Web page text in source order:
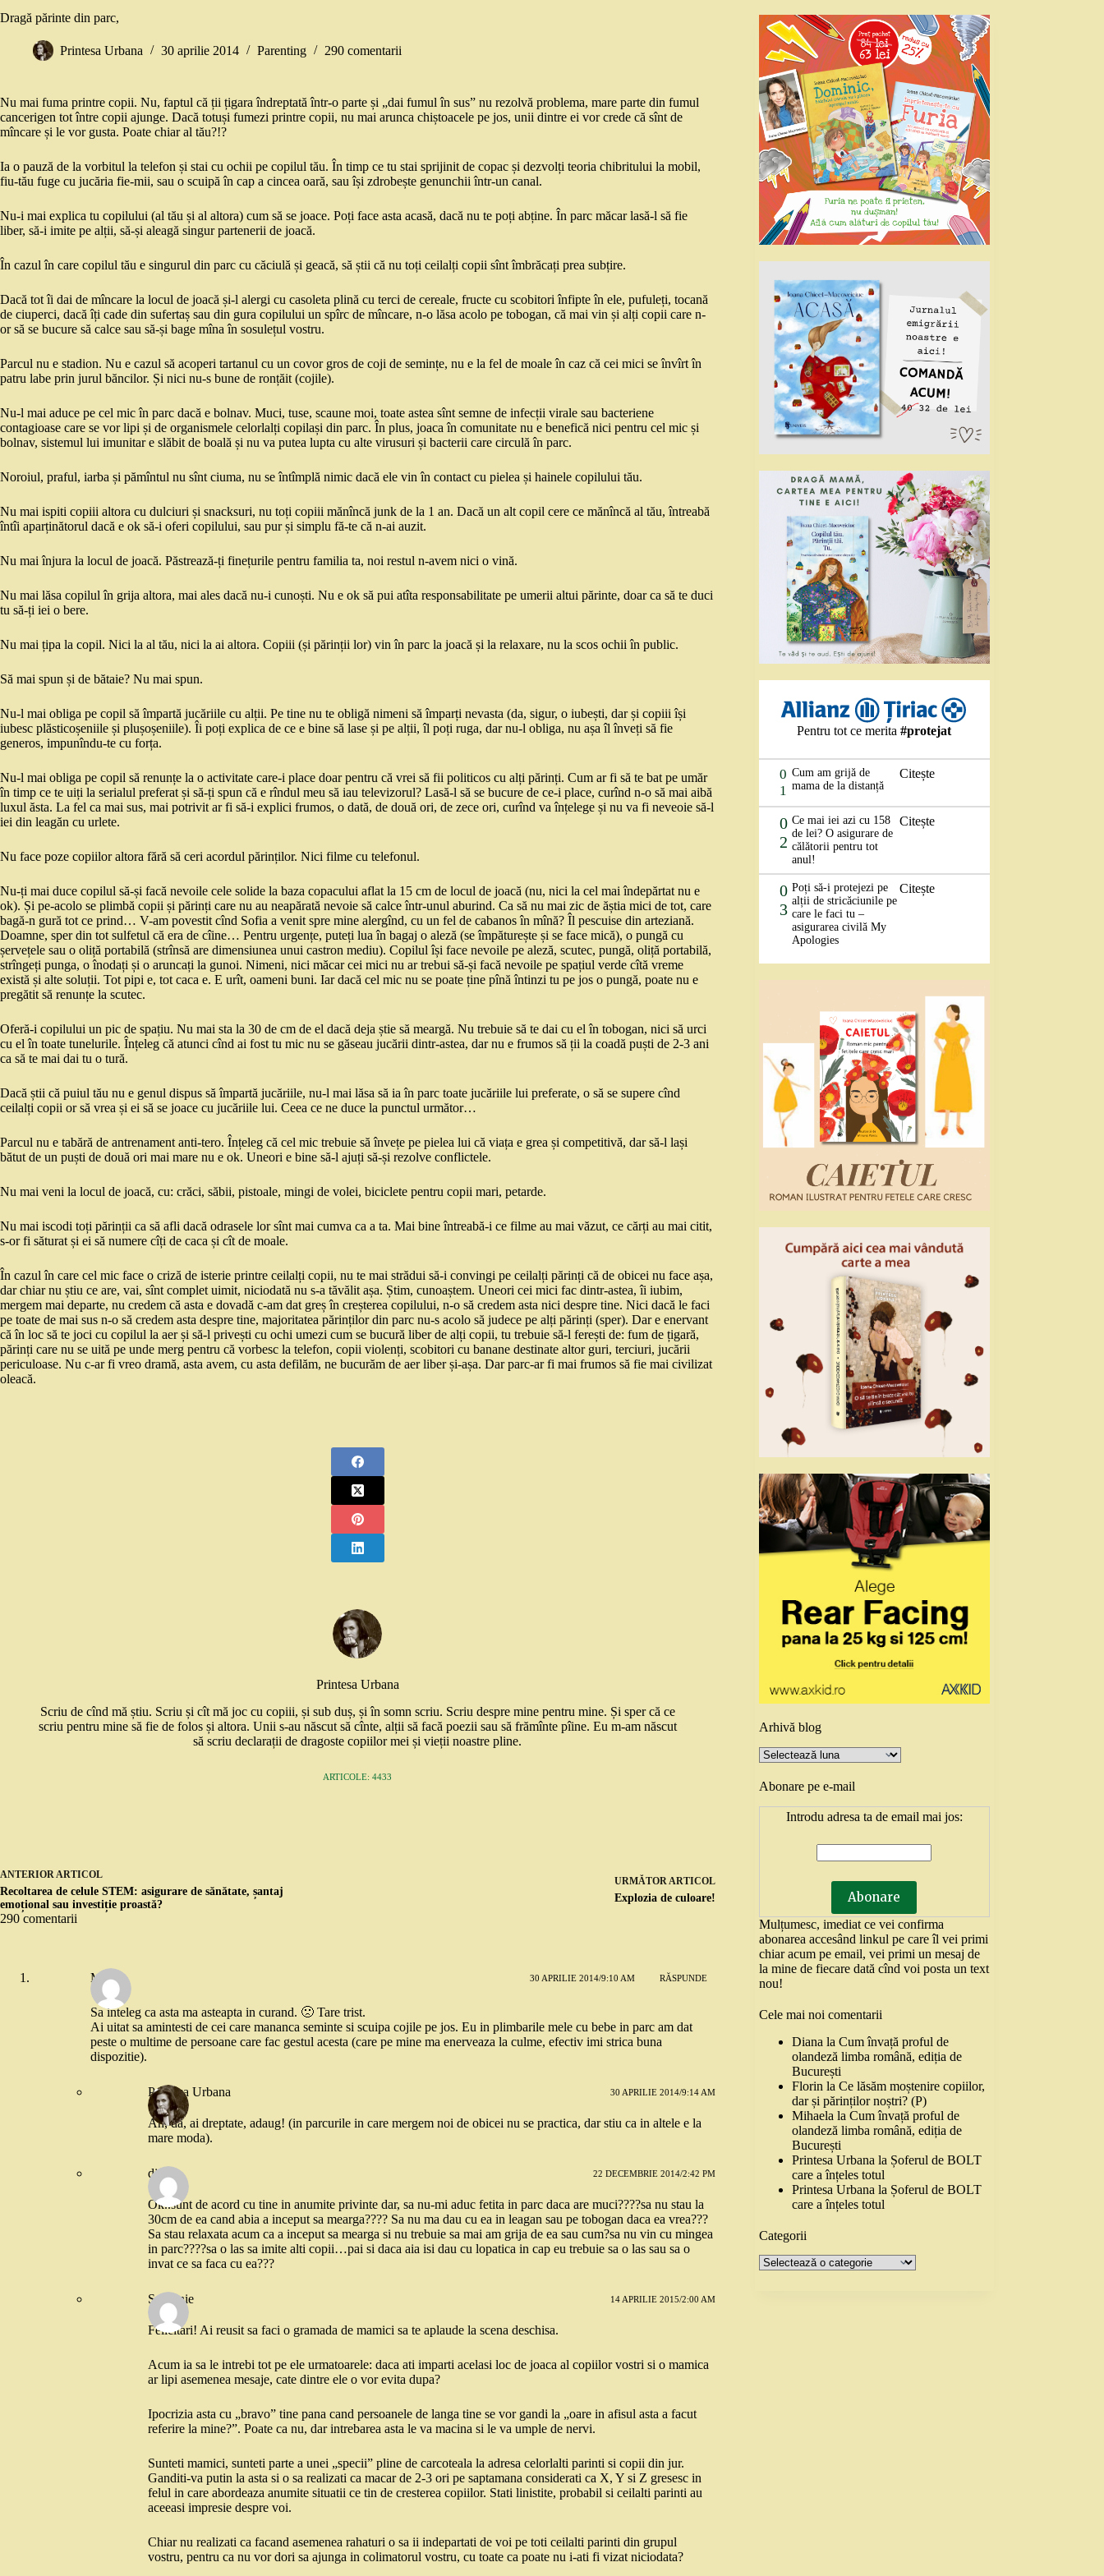
Dragă părinte din parc,
Printesa Urbana 30 aprilie 2014 Parenting 290 comentarii
Nu mai fuma printre copii. Nu, faptul că ții țigara îndreptată într-o parte și „dai fumul în sus” nu rezolvă problema, mare parte din fumul
cancerigen tot între copii ajunge. Dacă totuși fumezi printre copii, nu mai arunca chiștoacele pe jos, unii dintre ei vor crede că sînt de
mîncare și le vor gusta. Poate chiar al tău?!?
Ia o pauză de la vorbitul la telefon și stai cu ochii pe copilul tău. În timp ce tu stai sprijinit de copac și dezvolți teoria chibritului la mobil,
fiu-tău fuge cu jucăria fie-mii, sau o scuipă în cap a cincea oară, sau își zdrobește genunchii într-un canal.
Nu-i mai explica tu copilului (al tău și al altora) cum să se joace. Poți face asta acasă, dacă nu te poți abține. În parc măcar lasă-l să fie
liber, să-i imite pe alții, să-și aleagă singur partenerii de joacă.
În cazul în care copilul tău e singurul din parc cu căciulă și geacă, să știi că nu toți ceilalți copii sînt îmbrăcați prea subțire.
Dacă tot îi dai de mîncare la locul de joacă și-l alergi cu casoleta plină cu terci de cereale, fructe cu scobitori înfipte în ele, pufuleți, tocană
de ciuperci, dacă îți cade din sufertaș sau din gura copilului un spîrc de mîncare, n-o lăsa acolo pe tobogan, că mai vin și alți copii care n-
or să se bucure să calce sau să-și bage mîna în sosulețul vostru.
Parcul nu e stadion. Nu e cazul să acoperi tartanul cu un covor gros de coji de semințe, nu e la fel de moale în caz că cei mici se învîrt în
patru labe prin jurul băncilor. Și nici nu-s bune de ronțăit (cojile).
Nu-l mai aduce pe cel mic în parc dacă e bolnav. Muci, tuse, scaune moi, toate astea sînt semne de infecții virale sau bacteriene
contagioase care se vor lipi și de organismele celorlalți copilași din parc. În plus, joaca în comunitate nu e benefică nici pentru cel mic și
bolnav, sistemul lui imunitar e slăbit de boală și nu va putea lupta cu alte virusuri și bacterii care circulă în parc.
Noroiul, praful, iarba și pămîntul nu sînt ciuma, nu se întîmplă nimic dacă ele vin în contact cu pielea și hainele copilului tău.
Nu mai ispiti copiii altora cu dulciuri și snacksuri, nu toți copiii mănîncă junk de la 1 an. Dacă un alt copil cere ce mănîncă al tău, întreabă
întîi aparținătorul dacă e ok să-i oferi copilului, sau pur și simplu fă-te că n-ai auzit.
Nu mai înjura la locul de joacă. Păstrează-ți finețurile pentru familia ta, noi restul n-avem nici o vină.
Nu mai lăsa copilul în grija altora, mai ales dacă nu-i cunoști. Nu e ok să pui atîta responsabilitate pe umerii altui părinte, doar ca să te duci
tu să-ți iei o bere.
Nu mai țipa la copil. Nici la al tău, nici la ai altora. Copiii (și părinții lor) vin în parc la joacă și la relaxare, nu la scos ochii în public.
Să mai spun și de bătaie? Nu mai spun.
Nu-l mai obliga pe copil să împartă jucăriile cu alții. Pe tine nu te obligă nimeni să împarți nevasta (da, sigur, o iubești, dar și copiii își
iubesc plăsticoșeniile și plușoșeniile). Îi poți explica de ce e bine să lase și pe alții, îl poți ruga, dar nu-l obliga, nu așa îl înveți să fie
generos, impunîndu-te cu forța.
Nu-l mai obliga pe copil să renunțe la o activitate care-i place doar pentru că vrei să fii politicos cu alți părinți. Cum ar fi să te bat pe umăr
în timp ce te uiți la serialul preferat și să-ți spun că e rîndul meu să iau televizorul? Lasă-l să se bucure de ce-i place, curînd n-o să mai aibă
luxul ăsta. La fel ca mai sus, mai potrivit ar fi să-i explici frumos, o dată, de două ori, de zece ori, curînd va înțelege și nu va fi neveoie să-l
iei din leagăn cu urlete.
Nu face poze copiilor altora fără să ceri acordul părinților. Nici filme cu telefonul.
Nu-ți mai duce copilul să-și facă nevoile cele solide la baza copacului aflat la 15 cm de locul de joacă (nu, nici la cel mai îndepărtat nu e
ok). Și pe-acolo se plimbă copii și părinți care nu au neapărată nevoie să calce într-unul aburind. Ca să nu mai zic de ăștia mici de tot, care
bagă-n gură tot ce prind… V-am povestit cînd Sofia a venit spre mine alergînd, cu un fel de cabanos în mînă? Îl pescuise din arteziană.
Doamne, sper din tot sulfetul că era de cîine… Pentru urgențe, puteți lua în bagaj o aleză (se împăturește și se face mică), o pungă cu
șervețele sau o oliță portabilă (strînsă are dimensiunea unui castron mediu). Copilul își face nevoile pe aleză, scutec, pungă, oliță portabilă,
strîngeți punga, o înodați și o aruncați la gunoi. Nimeni, nici măcar cei mici nu ar trebui să-și facă nevoile pe spațiul verde cîtă vreme
există și alte soluții. Tot pipi e, tot caca e. E urît, oameni buni. Iar dacă cel mic nu se poate ține pînă întinzi tu pe jos o pungă, poate nu e
pregătit să renunțe la scutec.
Oferă-i copilului un pic de spațiu. Nu mai sta la 30 de cm de el dacă deja știe să meargă. Nu trebuie să te dai cu el în tobogan, nici să urci
cu el în toate tunelurile. Înțeleg că atunci cînd ai fost tu mic nu se găseau jucării dintr-astea, dar nu e frumos să ții la coadă puști de 2-3 ani
ca să te mai dai tu o tură.
Dacă știi că puiul tău nu e genul dispus să împartă jucăriile, nu-l mai lăsa să ia în parc toate jucăriile lui preferate, o să se supere cînd
ceilalți copii or să vrea și ei să se joace cu jucăriile lui. Ceea ce ne duce la punctul următor…
Parcul nu e tabără de antrenament anti-tero. Înțeleg că cel mic trebuie să învețe pe pielea lui că viața e grea și competitivă, dar să-l lași
bătut de un puști de două ori mai mare nu e ok. Uneori e bine să-l ajuți să-și rezolve conflictele.
Nu mai veni la locul de joacă, cu: crăci, săbii, pistoale, mingi de volei, biciclete pentru copii mari, petarde.
Nu mai iscodi toți părinții ca să afli dacă odrasele lor sînt mai cumva ca a ta. Mai bine întreabă-i ce filme au mai văzut, ce cărți au mai citit,
s-or fi săturat și ei să numere cîți de caca și cît de moale.
În cazul în care cel mic face o criză de isterie printre ceilalți copii, nu te mai strădui să-i convingi pe ceilalți părinți că de obicei nu face așa,
dar chiar nu știu ce are, vai, sînt complet uimit, niciodată nu s-a tăvălit așa. Știm, cunoaștem. Uneori cei mici fac dintr-astea, îi iubim,
mergem mai departe, nu credem că asta e dovadă c-am dat greș în creșterea copilului, n-o să credem asta nici despre tine. Nici dacă le faci
pe toate de mai sus n-o să credem asta despre tine, majoritatea părinților din parc nu-s acolo să judece pe alți părinți (sper). Dar e enervant
că în loc să te joci cu copilul la aer și să-l privești cu ochi umezi cum se bucură liber de alți copii, tu trebuie să-l ferești de: fum de țigară,
părinți care nu se uită pe unde merg pentru că vorbesc la telefon, copii violenți, scobitori cu banane destinate altor guri, terciuri, jucării
periculoase. Nu c-ar fi vreo dramă, asta avem, cu asta defilăm, ne bucurăm de aer liber și-așa. Dar parc-ar fi mai frumos să fie mai civilizat
oleacă.
Printesa Urbana
Scriu de cînd mă știu. Scriu și cît mă joc cu copiii, și sub duș, și în somn scriu. Scriu despre mine pentru mine. Și sper că ce
scriu pentru mine să fie de folos și altora. Unii s-au născut să cînte, alții să facă poezii sau să frămînte pîine. Eu m-am născut
să scriu declarații de dragoste copiilor mei și vieții noastre pline.
ARTICOLE: 4433
ANTERIOR ARTICOL
Recoltarea de celule STEM: asigurare de sănătate, șantaj
emoțional sau investiție proastă?
URMĂTOR ARTICOL
Explozia de culoare!
290 comentarii
Monia 30 APRILIE 2014/9:10 AM RĂSPUNDE
Sa inteleg ca asta ma asteapta in curand. 🙁 Tare trist.
Ai uitat sa amintesti de cei care mananca seminte si scuipa cojile pe jos. Eu in plimbarile mele cu bebe in parc am dat
peste o multime de persoane care fac gestul acesta (care pe mine ma enerveaza la culme, efectiv imi strica buna
dispozitie).
Printesa Urbana 30 APRILIE 2014/9:14 AM
Ah, da, ai dreptate, adaug! (in parcurile in care mergem noi de obicei nu se practica, dar stiu ca in altele e la
mare moda).
diana 22 DECEMBRIE 2014/2:42 PM
Ok..sunt de acord cu tine in anumite privinte dar, sa nu-mi aduc fetita in parc daca are muci????sa nu stau la
30cm de ea cand abia a inceput sa mearga???? Sa nu ma dau cu ea in leagan sau pe tobogan daca ea vrea???
Sa stau relaxata acum ca a inceput sa mearga si nu trebuie sa mai am grija de ea sau cum?sa nu vin cu mingea
in parc????sa o las sa imite alti copii…pai si daca aia isi dau cu lopatica in cap eu trebuie sa o las sau sa o
invat ce sa faca cu ea???
Sobranie 14 APRILIE 2015/2:00 AM
Felicitari! Ai reusit sa faci o gramada de mamici sa te aplaude la scena deschisa.
Acum ia sa le intrebi tot pe ele urmatoarele: daca ati imparti acelasi loc de joaca al copiilor vostri si o mamica
ar lipi asemenea mesaje, cate dintre ele o vor evita dupa?
Ipocrizia asta cu „bravo” tine pana cand persoanele de langa tine se vor gandi la „oare in afisul asta a facut
referire la mine?”. Poate ca nu, dar intrebarea asta le va macina si le va umple de nervi.
Sunteti mamici, sunteti parte a unei „specii” pline de carcoteala la adresa celorlalti parinti si copii din jur.
Ganditi-va putin la asta si o sa realizati ca macar de 2-3 ori pe saptamana considerati ca X, Y si Z gresesc in
felul in care abordeaza anumite situatii ce tin de cresterea copiilor. Stati linistite, probabil si ceilalti parinti au
aceeasi impresie despre voi.
Chiar nu realizati ca facand asemenea rahaturi o sa ii indepartati de voi pe toti ceilalti parinti din grupul
vostru, pentru ca nu vor dori sa ajunga in colimatorul vostru, cu toate ca poate nu i-ati fi vizat niciodata?
Pentru tot ce merita#protejat
0
1
Cum am grijă de
mama de la distanță
Citește
0
2
Ce mai iei azi cu 158
de lei? O asigurare de
călătorii pentru tot
anul!
Citește
0
3
Poți să-i protejezi pe
alții de stricăciunile pe
care le faci tu –
asigurarea civilă My
Apologies
Citește
Arhivă blog
Arhivă
blog
Abonare pe e-mail
Introdu adresa ta de email mai jos:
Mulțumesc, imediat ce vei confirma
abonarea accesând linkul pe care îl vei primi
chiar acum pe email, vei primi un mesaj de
la mine de fiecare dată cînd voi posta un text
nou!
Cele mai noi comentarii
Diana laCum învață proful de
olandeză limba română, ediția de
București
Florin laCe lăsăm moștenire copiilor,
dar și părinților noștri? (P)
Mihaela laCum învață proful de
olandeză limba română, ediția de
București
Printesa Urbana la Șoferul de BOLT
care a înțeles totul
Printesa Urbana la Șoferul de BOLT
care a înțeles totul
Categorii
Categorii